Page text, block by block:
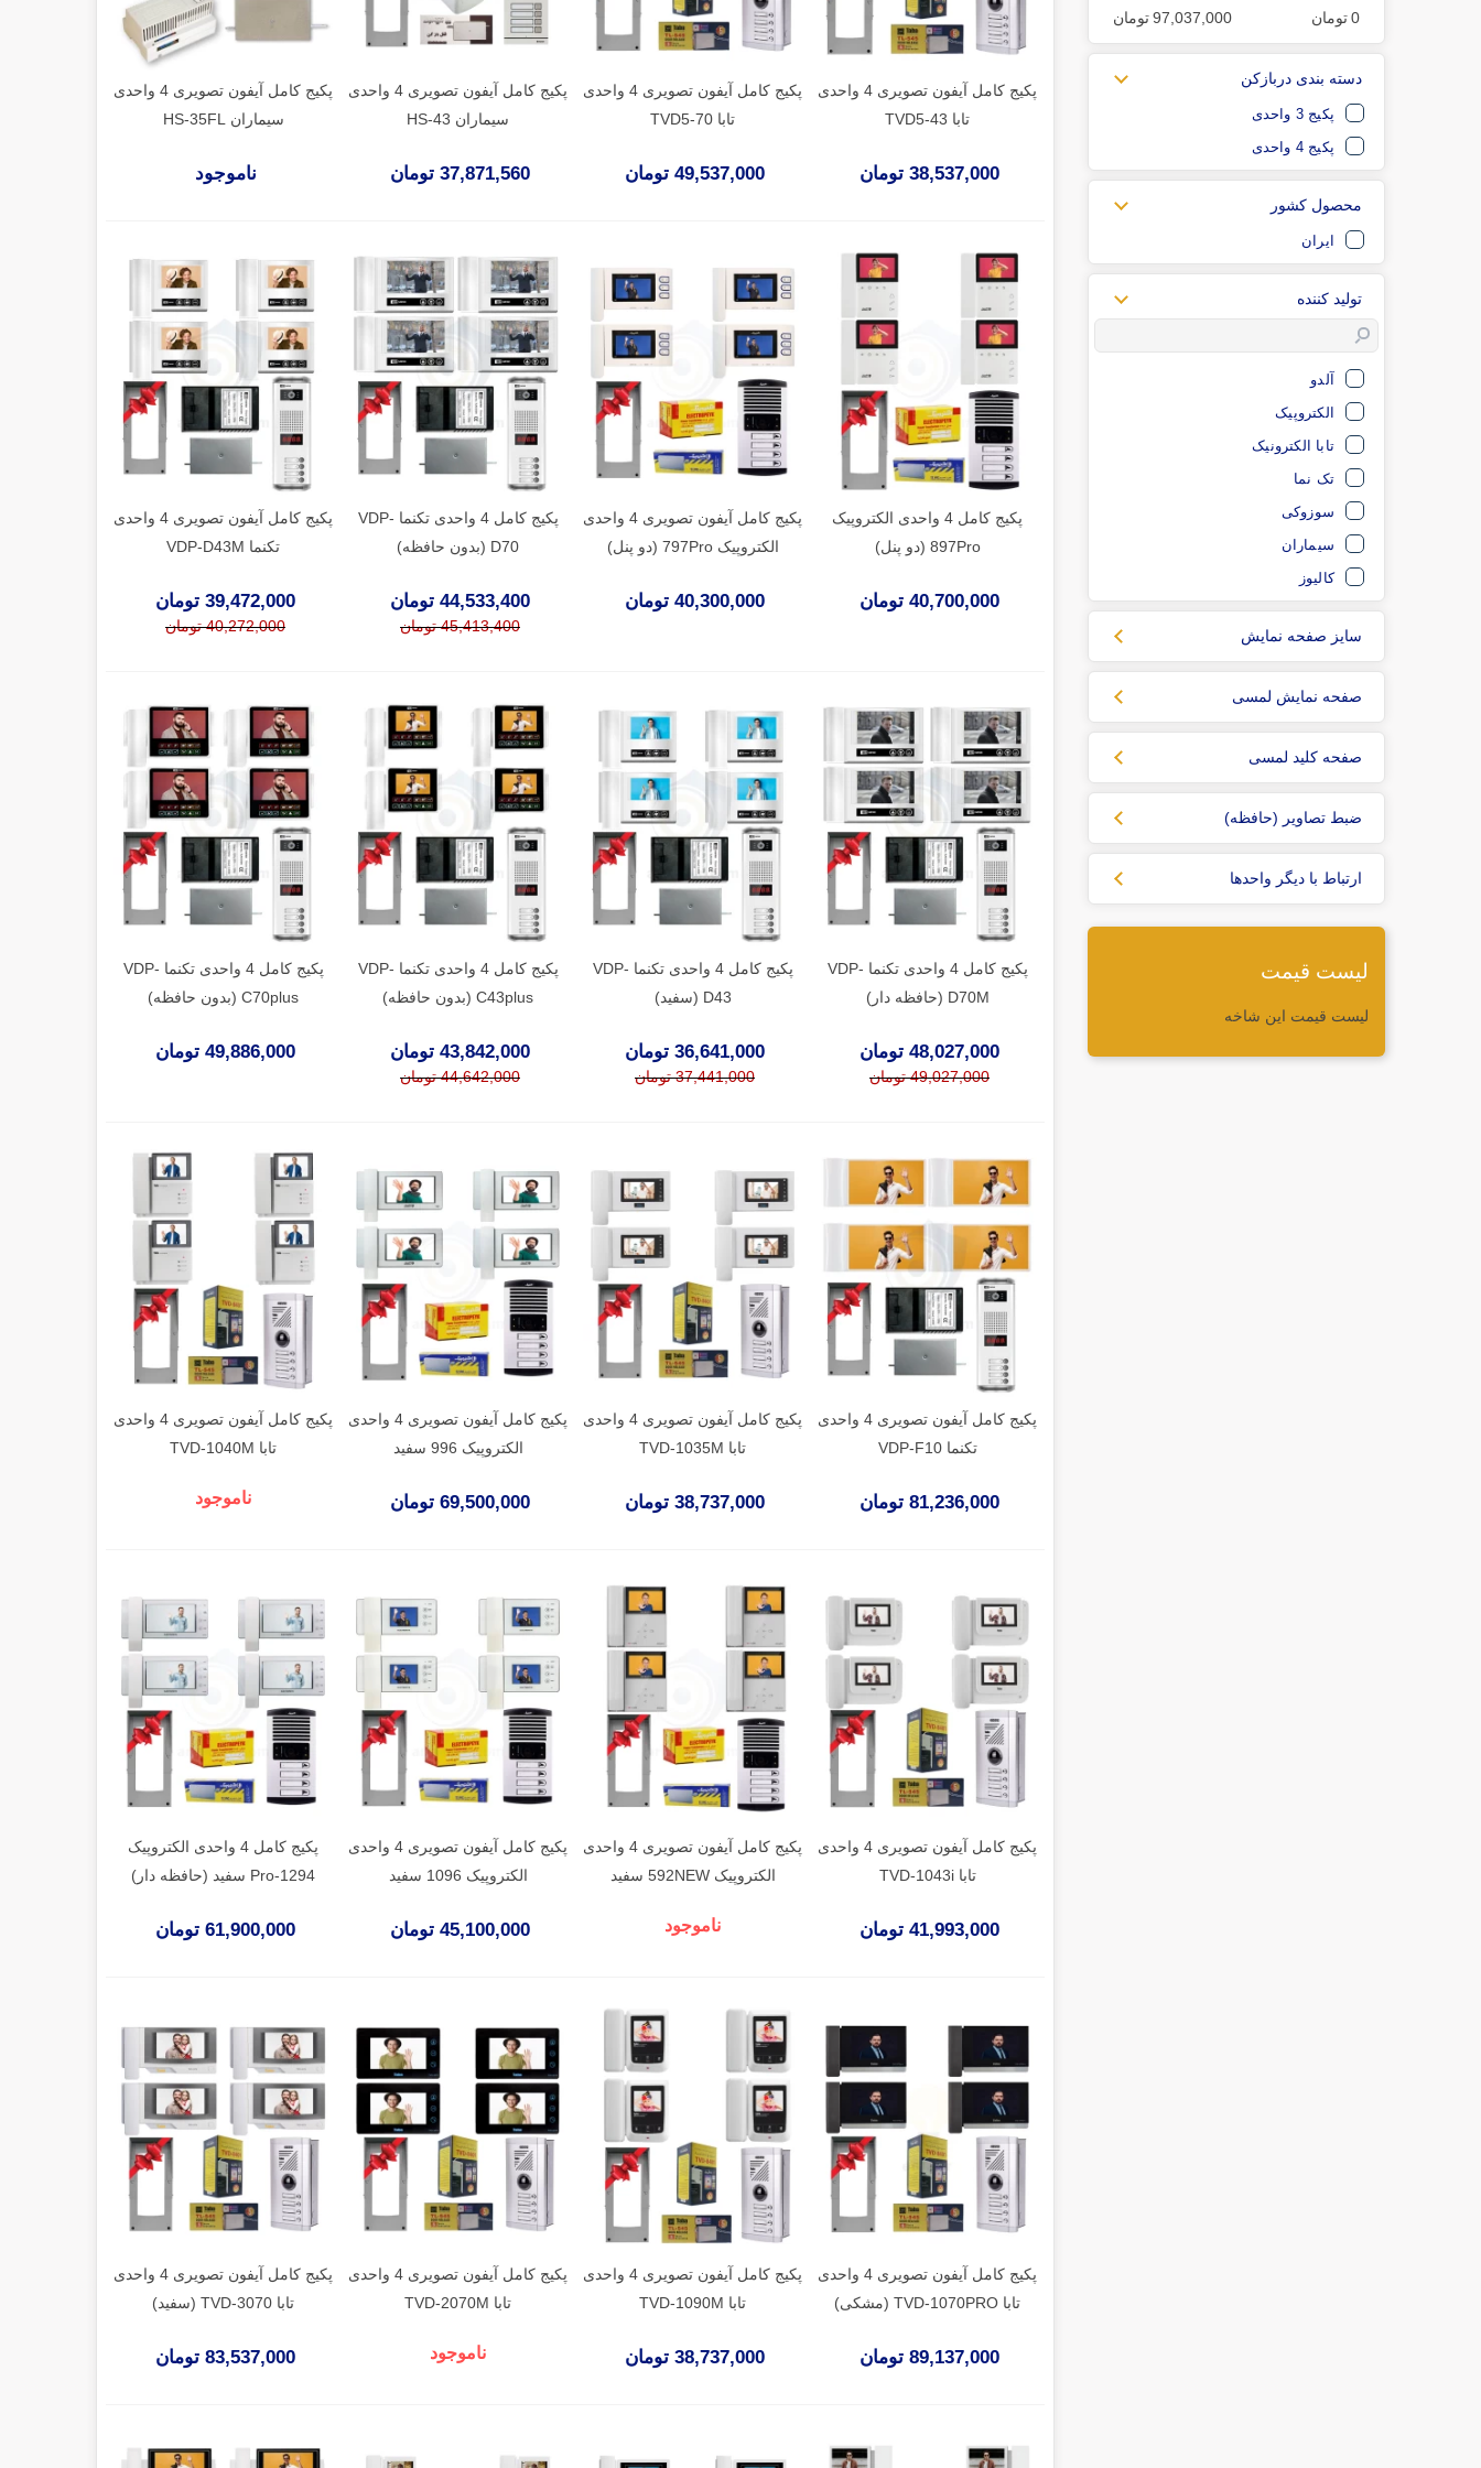
0تومان 97,037,000تومان
دسته بندی دربازکن
پکیج 3 واحدی
پکیج 4 واحدی
محصول کشور
ایران
تولید کننده
آلدو
الکتروپیک
تابا الکترونیک
تک نما
سوزوکی
سیماران
کالیوز
سایز صفحه نمایش
صفحه نمایش لمسی
صفحه کلید لمسی
ضبط تصاویر (حافظه)
ارتباط با دیگر واحدها
لیست قیمت
لیست قیمت این شاخه
پکیج کامل آیفون تصویری 4 واحدی
تابا TVD5-43
38,537,000 تومان
پکیج کامل آیفون تصویری 4 واحدی
تابا TVD5-70
49,537,000 تومان
پکیج کامل آیفون تصویری 4 واحدی
سیماران HS-43
37,871,560 تومان
پکیج کامل آیفون تصویری 4 واحدی
سیماران HS-35FL
ناموجود
پکیج کامل 4 واحدی الکتروپیک
897Pro (دو پنل)
40,700,000 تومان
پکیج کامل آیفون تصویری 4 واحدی
الکتروپیک 797Pro (دو پنل)
40,300,000 تومان
پکیج کامل 4 واحدی تکنما VDP-
D70 (بدون حافظه)
44,533,400 تومان
45,413,400 تومان
پکیج کامل آیفون تصویری 4 واحدی
تکنما VDP-D43M
39,472,000 تومان
40,272,000 تومان
پکیج کامل 4 واحدی تکنما VDP-
D70M (حافظه دار)
48,027,000 تومان
49,027,000 تومان
پکیج کامل 4 واحدی تکنما VDP-
D43 (سفید)
36,641,000 تومان
37,441,000 تومان
پکیج کامل 4 واحدی تکنما VDP-
C43plus (بدون حافظه)
43,842,000 تومان
44,642,000 تومان
پکیج کامل 4 واحدی تکنما VDP-
C70plus (بدون حافظه)
49,886,000 تومان
پکیج کامل آیفون تصویری 4 واحدی
تکنما VDP-F10
81,236,000 تومان
پکیج کامل آیفون تصویری 4 واحدی
تابا TVD-1035M
38,737,000 تومان
پکیج کامل آیفون تصویری 4 واحدی
الکتروپیک 996 سفید
69,500,000 تومان
پکیج کامل آیفون تصویری 4 واحدی
تابا TVD-1040M
ناموجود
پکیج کامل آیفون تصویری 4 واحدی
تابا TVD-1043i
41,993,000 تومان
پکیج کامل آیفون تصویری 4 واحدی
الکتروپیک 592NEW سفید
ناموجود
پکیج کامل آیفون تصویری 4 واحدی
الکتروپیک 1096 سفید
45,100,000 تومان
پکیج کامل 4 واحدی الکتروپیک
Pro-1294 سفید (حافظه دار)
61,900,000 تومان
پکیج کامل آیفون تصویری 4 واحدی
تابا TVD-1070PRO (مشکی)
89,137,000 تومان
پکیج کامل آیفون تصویری 4 واحدی
تابا TVD-1090M
38,737,000 تومان
پکیج کامل آیفون تصویری 4 واحدی
تابا TVD-2070M
ناموجود
پکیج کامل آیفون تصویری 4 واحدی
تابا TVD-3070 (سفید)
83,537,000 تومان